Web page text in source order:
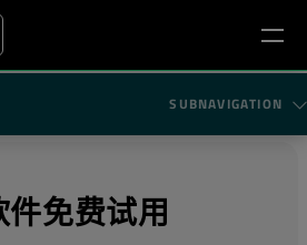
SUBNAVIGATION
件免费试用